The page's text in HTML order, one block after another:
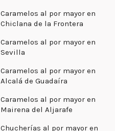
Caramelos al por mayor en
Chiclana de la Frontera
Caramelos al por mayor en
Sevilla
Caramelos al por mayor en
Alcalá de Guadaíra
Caramelos al por mayor en
Mairena del Aljarafe
Chucherías al por mayor en